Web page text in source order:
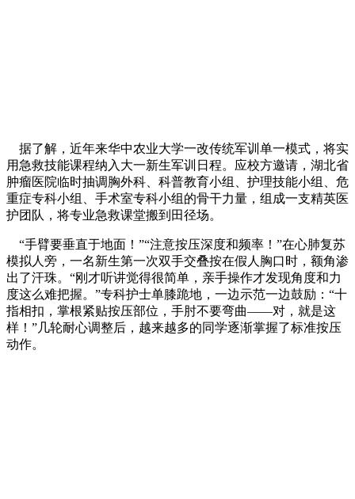
据了解，近年来华中农业大学一改传统军训单一模式，将实
用急救技能课程纳入大一新生军训日程。应校方邀请，湖北省
肿瘤医院临时抽调胸外科、科普教育小组、护理技能小组、危
重症专科小组、手术室专科小组的骨干力量，组成一支精英医
护团队，将专业急救课堂搬到田径场。
“手臂要垂直于地面！”“注意按压深度和频率！”在心肺复苏
模拟人旁，一名新生第一次双手交叠按在假人胸口时，额角渗
出了汗珠。“刚才听讲觉得很简单，亲手操作才发现角度和力
度这么难把握。”专科护士单膝跪地，一边示范一边鼓励：“十
指相扣，掌根紧贴按压部位，手肘不要弯曲——对，就是这
样！”几轮耐心调整后，越来越多的同学逐渐掌握了标准按压
动作。